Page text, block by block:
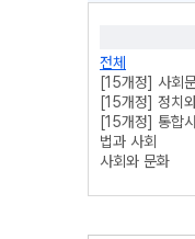
전체
[15개정] 사회
[15개정] 정치
[15개정] 통합
법과 사회
사회와 문화
통합사회